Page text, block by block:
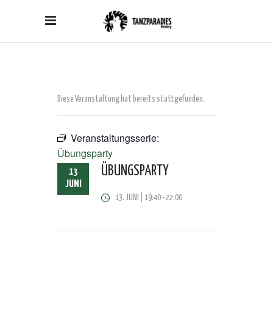
Diese Veranstaltung hat bereits stattgefunden.
Veranstaltungsserie:
Übungsparty
13
JUNI
ÜBUNGSPARTY
13. JUNI | 19:40-22:00